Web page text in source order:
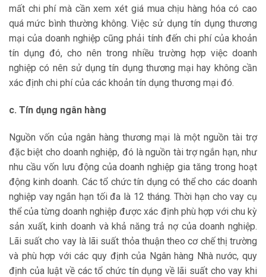
mất chi phí mà cần xem xét giá mua chịu hàng hóa có cao
quá mức bình thường không. Việc sử dụng tín dụng thương
mại của doanh nghiệp cũng phải tính đến chi phí của khoản
tín dụng đó, cho nên trong nhiều trường hợp việc doanh
nghiệp có nên sử dụng tín dụng thương mại hay không cần
xác định chi phí của các khoản tín dụng thương mại đó.
c. Tín dụng ngân hàng
Nguồn vốn của ngân hàng thương mại là một nguồn tài trợ
đặc biệt cho doanh nghiệp, đó là nguồn tài trợ ngắn hạn, như
nhu cầu vốn lưu động của doanh nghiệp gia tăng trong hoạt
động kinh doanh. Các tổ chức tín dụng có thể cho các doanh
nghiệp vay ngắn hạn tối đa là 12 tháng. Thời hạn cho vay cụ
thể của từng doanh nghiệp được xác định phù hợp với chu kỳ
sản xuất, kinh doanh và khả năng trả nợ của doanh nghiệp.
Lãi suất cho vay là lãi suất thỏa thuận theo cơ chế thị trường
và phù hợp với các quy định của Ngân hàng Nhà nước, quy
định của luật về các tổ chức tín dụng về lãi suất cho vay khi